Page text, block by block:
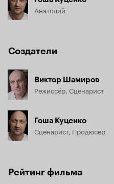
Анатолий
Создатели
Виктор Шамиров
Режиссёр, Сценарист
Гоша Куценко
Сценарист, Продюсер
Рейтинг фильма